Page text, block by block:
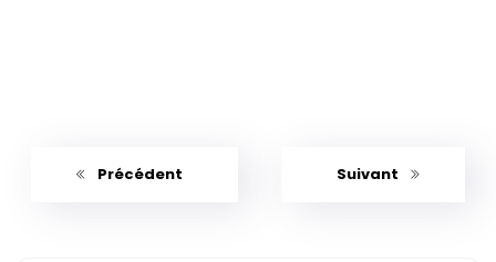
Précédent Suivant